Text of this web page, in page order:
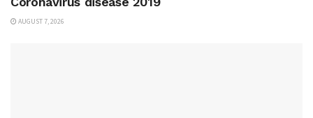
AUGUST 7, 2026